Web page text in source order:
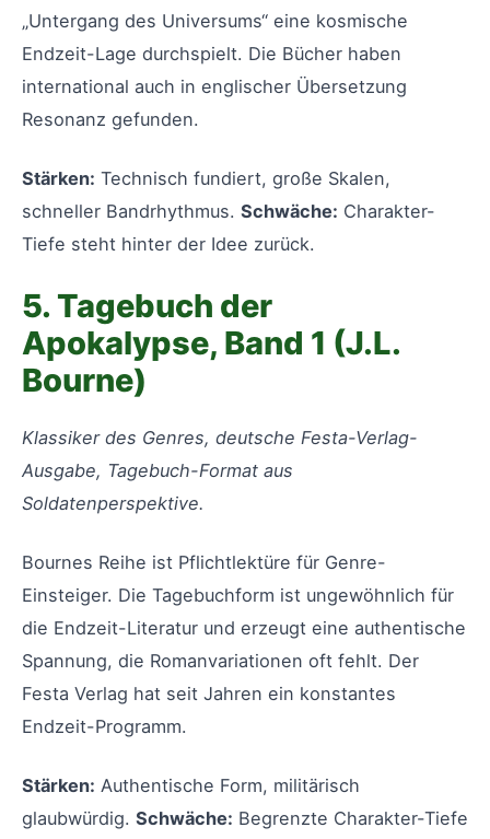
„Untergang des Universums“ eine kosmische
Endzeit-Lage durchspielt. Die Bücher haben
international auch in englischer Übersetzung
Resonanz gefunden.
Stärken: Technisch fundiert, große Skalen,
schneller Bandrhythmus. Schwäche: Charakter-
Tiefe steht hinter der Idee zurück.
5. Tagebuch der
Apokalypse, Band 1 (J.L.
Bourne)
Klassiker des Genres, deutsche Festa-Verlag-
Ausgabe, Tagebuch-Format aus
Soldatenperspektive.
Bournes Reihe ist Pflichtlektüre für Genre-
Einsteiger. Die Tagebuchform ist ungewöhnlich für
die Endzeit-Literatur und erzeugt eine authentische
Spannung, die Romanvariationen oft fehlt. Der
Festa Verlag hat seit Jahren ein konstantes
Endzeit-Programm.
Stärken: Authentische Form, militärisch
glaubwürdig. Schwäche: Begrenzte Charakter-Tiefe